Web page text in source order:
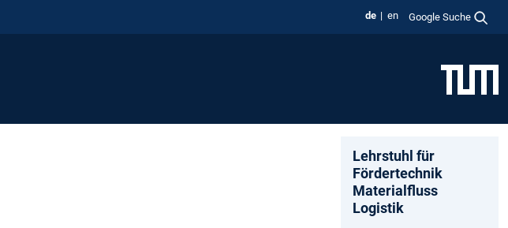
de en Google Suche
Lehrstuhl für
Fördertechnik
Materialfluss
Logistik